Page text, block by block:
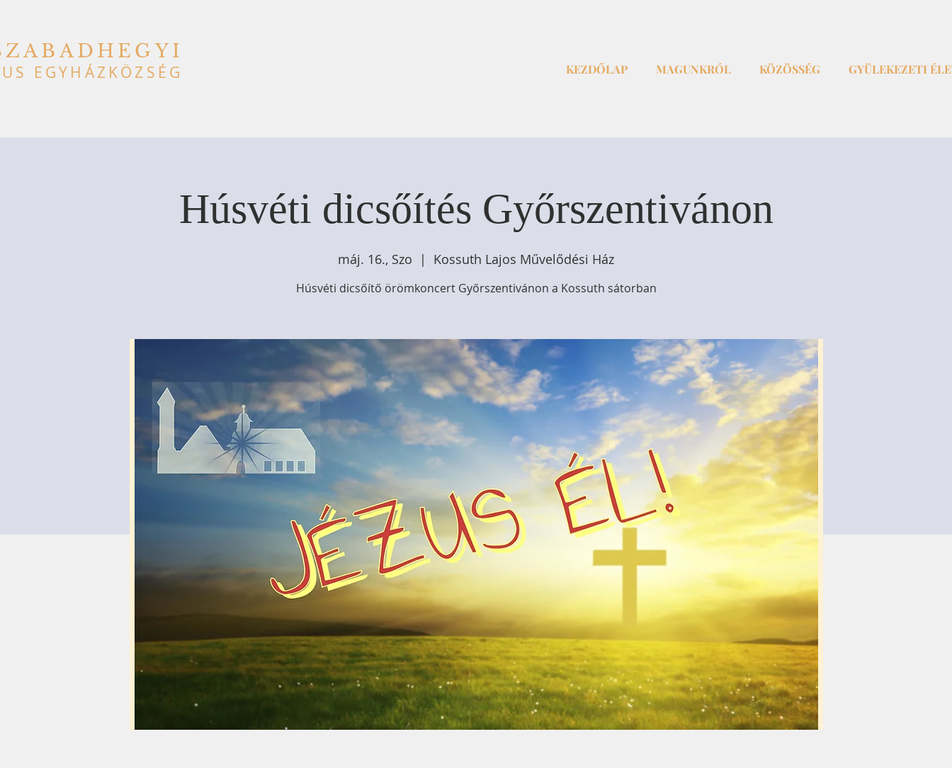
EGYHÁZKÖZSÉG KEZDŐLAP MAGUNKRÓL KÖZÖSSÉG GYÜLEKEZETI
Húsvéti dicsőítés Győrszentivánon
máj. 16., Szo
  |
Kossuth Lajos Művelődési Ház
Húsvéti dicsőítő örömkoncert Győrszentivánon a Kossuth sátorban